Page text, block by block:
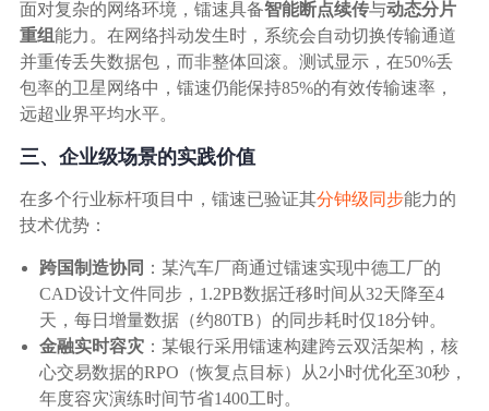
面对复杂的网络环境，镭速具备智能断点续传与动态分片
重组能力。在网络抖动发生时，系统会自动切换传输通道
并重传丢失数据包，而非整体回滚。测试显示，在50%丢
包率的卫星网络中，镭速仍能保持85%的有效传输速率，
远超业界平均水平。
三、企业级场景的实践价值
在多个行业标杆项目中，镭速已验证其分钟级同步能力的
技术优势：
跨国制造协同 ：某汽车厂商通过镭速实现中德工厂的
CAD设计文件同步，1.2PB数据迁移时间从32天降至4
天，每日增量数据（约80TB）的同步耗时仅18分钟。
金融实时容灾：某银行采用镭速构建跨云双活架构，核
心交易数据的RPO（恢复点目标）从2小时优化至30秒，
年度容灾演练时间节省1400工时。